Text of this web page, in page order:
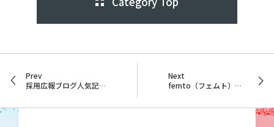
Prev
採用広報ブログ人気記事５選
Next
femto（フェムト）について